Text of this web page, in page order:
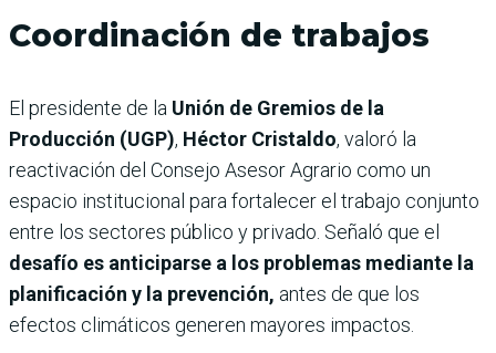
Coordinación de trabajos
El presidente de la Unión de Gremios de la
Producción (UGP), Héctor Cristaldo, valoró la
reactivación del Consejo Asesor Agrario como un
espacio institucional para fortalecer el trabajo conjunto
entre los sectores público y privado. Señaló que el
desafío es anticiparse a los problemas mediante la
planificación y la prevención, antes de que los
efectos climáticos generen mayores impactos.